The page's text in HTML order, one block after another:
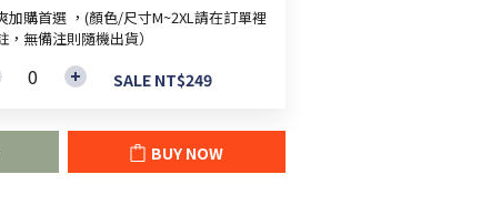
加購首選 ，(顏色/尺寸M~2XL請在訂單裡
，無備注則隨機出貨）
SALE NT$249
BUY NOW